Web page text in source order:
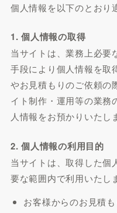
個人情報を以下のとおり
1. 個人情報の取得
当サイトは、業務上必要
手段により個人情報を取
やお見積もりのご依頼の
イト制作・運用等の業務
人情報をお預かりいたし
2. 個人情報の利用目的
当サイトは、取得した個
要な範囲内で利用いたし
お客様からのお見積